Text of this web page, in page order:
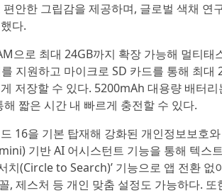
안한 그립감을 제공하며, 글로벌 색채 연
다.
으로 최대 24GB까지 확장 가능해 멀티
지원하고 마이크로 SD 카드를 통해 최
저장할 수 있다. 5200mAh 대용량 배터
짧은 시간 내 빠르게 충전할 수 있다.
16을 기본 탑재해 강화된 개인정보보호
기반 AI 어시스턴트 기능을 통해 텍스
치(Circle to Search)’ 기능으로 앱 전환
, 제스처 등 개인 맞춤 설정도 가능하다.